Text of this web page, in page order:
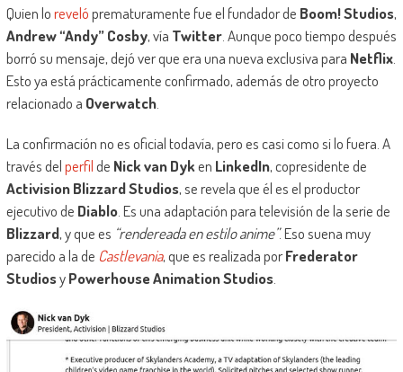
Quien lorevelóprematuramente fue el fundador de Boom! Studios,
Andrew “Andy” Cosby, vía Twitter. Aunque poco tiempo después
borró su mensaje, dejó ver que era una nueva exclusiva para Netflix.
Esto ya está prácticamente confirmado, además de otro proyecto
relacionado a Overwatch.
La confirmación no es oficial todavía, pero es casi como si lo fuera. A
través delperfilde Nick van Dyken LinkedIn, copresidente de
Activision Blizzard Studios, se revela que él es el productor
ejecutivo de Diablo. Es una adaptación para televisión de la serie de
Blizzard, y que es “rendereada en estilo anime”. Eso suena muy
parecido a la de Castlevania, que es realizada porFrederator
StudiosyPowerhouse Animation Studios.